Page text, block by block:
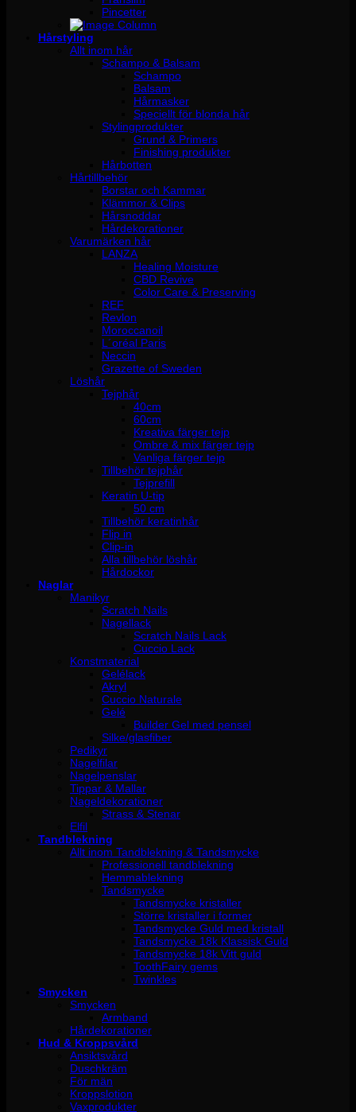
Pincetter
Hårstyling
Allt inom hår
Schampo & Balsam
Schampo
Balsam
Hårmasker
Speciellt för blonda hår
Stylingprodukter
Grund & Primers
Finishing produkter
Hårbotten
Hårtillbehör
Borstar och Kammar
Klämmor & Clips
Hårsnoddar
Hårdekorationer
Varumärken hår
LANZA
Healing Moisture
CBD Revive
Color Care & Preserving
REF
Revlon
Moroccanoil
L´oréal Paris
Neccin
Grazette of Sweden
Löshår
Tejphår
40cm
60cm
Kreativa färger tejp
Ombre & mix färger tejp
Vanliga färger tejp
Tillbehör tejphår
Tejprefill
Keratin U-tip
50 cm
Tillbehör keratinhår
Flip in
Clip-in
Alla tillbehör löshår
Hårdockor
Naglar
Manikyr
Scratch Nails
Nagellack
Scratch Nails Lack
Cuccio Lack
Konstmaterial
Gelélack
Akryl
Cuccio Naturale
Gelé
Builder Gel med pensel
Silke/glasfiber
Pedikyr
Nagelfilar
Nagelpenslar
Tippar & Mallar
Nageldekorationer
Strass & Stenar
Elfil
Tandblekning
Allt inom Tandblekning & Tandsmycke
Professionell tandblekning
Hemmablekning
Tandsmycke
Tandsmycke kristaller
Större kristaller i former
Tandsmycke Guld med kristall
Tandsmycke 18k Klassisk Guld
Tandsmycke 18k Vitt guld
ToothFairy gems
Twinkles
Smycken
Smycken
Armband
Hårdekorationer
Hud & Kroppsvård
Ansiktsvård
Duschkräm
För män
Kroppslotion
Vaxprodukter